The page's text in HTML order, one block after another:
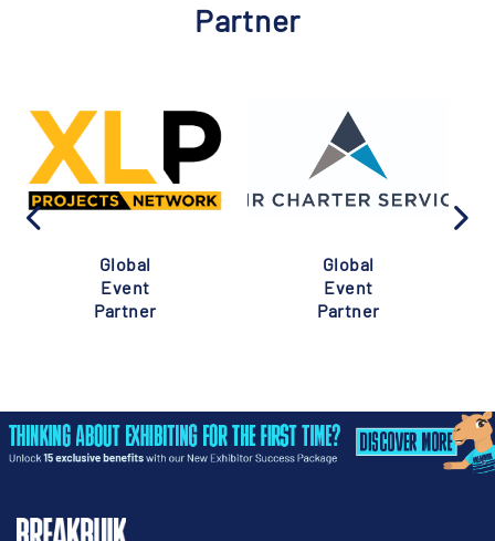
Partner
Global
Event
Partner
Global
Event
Partner